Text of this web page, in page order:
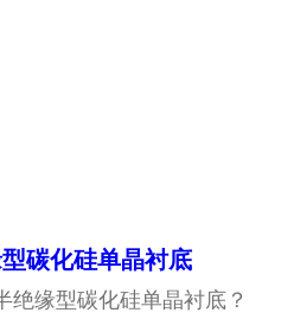
碳化硅单晶衬底
绝缘型碳化硅单晶衬底？